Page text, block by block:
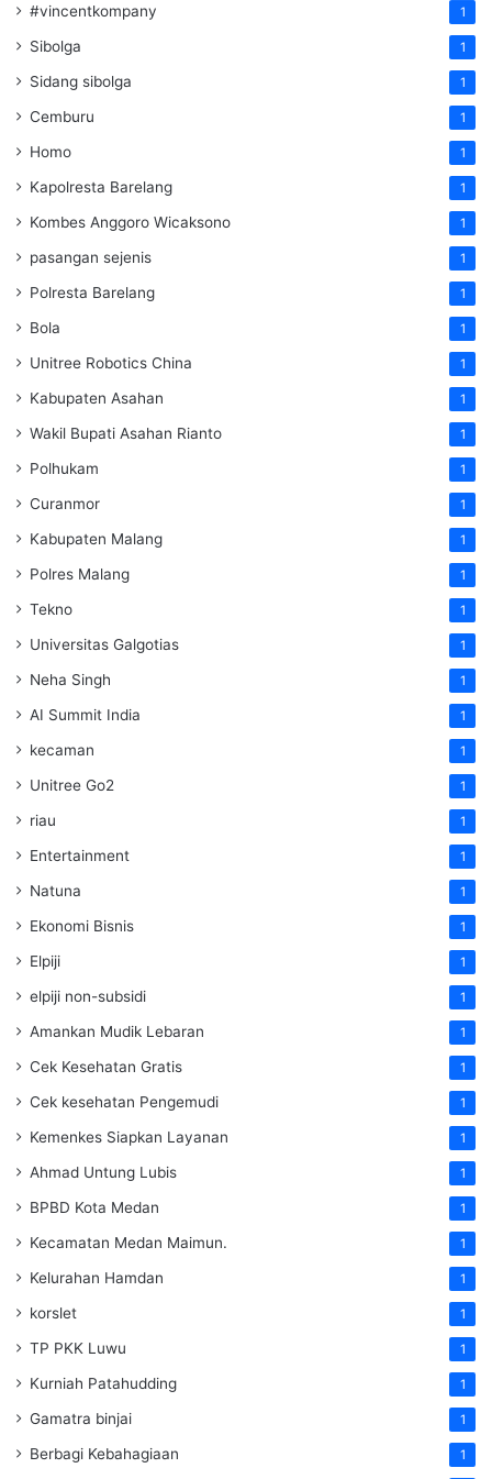
#vincentkompany 1
Sibolga 1
Sidang sibolga 1
Cemburu 1
Homo 1
Kapolresta Barelang 1
Kombes Anggoro Wicaksono 1
pasangan sejenis 1
Polresta Barelang 1
Bola 1
Unitree Robotics China 1
Kabupaten Asahan 1
Wakil Bupati Asahan Rianto 1
Polhukam 1
Curanmor 1
Kabupaten Malang 1
Polres Malang 1
Tekno 1
Universitas Galgotias 1
Neha Singh 1
AI Summit India 1
kecaman 1
Unitree Go2 1
riau 1
Entertainment 1
Natuna 1
Ekonomi Bisnis 1
Elpiji 1
elpiji non-subsidi 1
Amankan Mudik Lebaran 1
Cek Kesehatan Gratis 1
Cek kesehatan Pengemudi 1
Kemenkes Siapkan Layanan 1
Ahmad Untung Lubis 1
BPBD Kota Medan 1
Kecamatan Medan Maimun. 1
Kelurahan Hamdan 1
korslet 1
TP PKK Luwu 1
Kurniah Patahudding 1
Gamatra binjai 1
Berbagi Kebahagiaan 1